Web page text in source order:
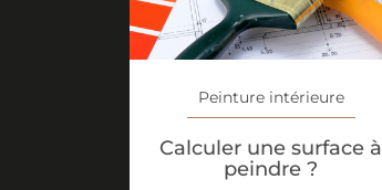
Peinture intérieure
Calculer une surface à
peindre ?